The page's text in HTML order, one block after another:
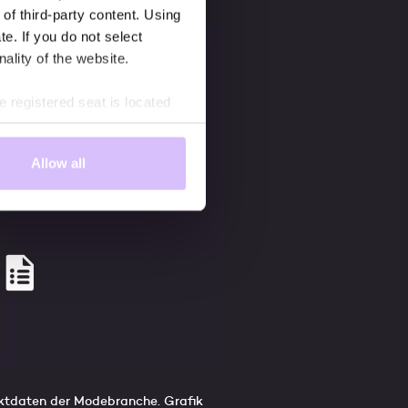
third-party content. Using
If you do not select
of the website.
registered seat is located
and intelligence
are aware of these risks
the information
Allow all
der Modebranche. Grafik